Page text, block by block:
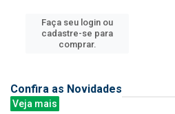
Faça seu login ou
cadastre-se para
comprar.
Confira as Novidades
Veja mais